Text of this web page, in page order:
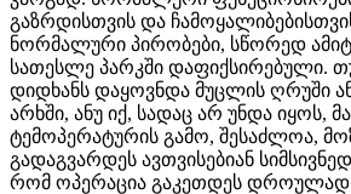
გაზრდისთვის და
ნორმალური პირობები, სწორედ
სათესლე პარკში დაფიქსირებული.
დიდხანს დაყოვნდა მუცლის ღრუში
არხში, ანუ იქ, სადაც არ უნდა იყოს,
ტემოპერატურის გამო, შესაძლოა,
გადაგვარდეს ავთვისებიან
რომ ოპერაცია გაკეთდეს